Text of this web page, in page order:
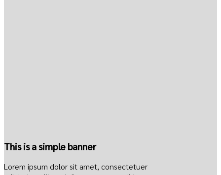
This is a simple banner
Lorem ipsum dolor sit amet, consectetuer